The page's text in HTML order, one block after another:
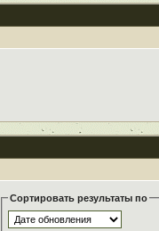
Сортировать результаты по